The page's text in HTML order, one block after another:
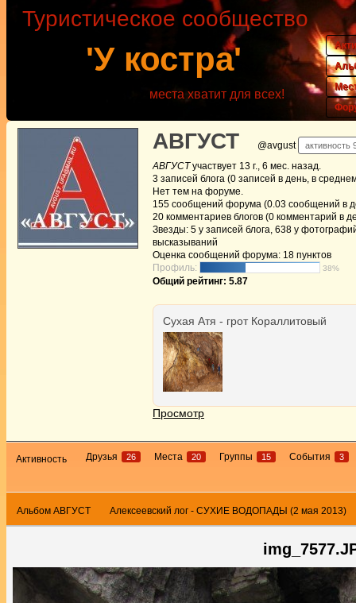
'У костра'
Туристическое сообщество
места хватит для всех!
АВГУСТ @avgust активность
АВГУСТучаствует 13 г., 6 мес. назад.
3 записей блога (0 записей в день, в
Нет тем на форуме.
155 сообщений форума (0.03 сообщений в
20 комментариев блогов (0 комментарий в
Звезды: 5 у записей блога, 638 у
высказываний
Оценка сообщений форума: 18 пунктов
Профиль:
38%
Общий рейтинг: 5.87
Сухая Атя - грот Кораллитовый
Просмотр
Активность Друзья 26 Места 20 Группы 15 События 3
Альбом АВГУСТ Алексеевский лог - СУХИЕ ВОДОПАДЫ (2 мая 2013)